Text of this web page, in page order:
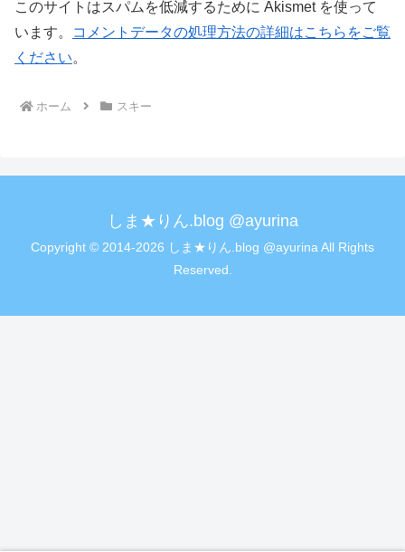
このサイトはスパムを低減するために Akismet を使って
います。
コメントデータの処理方法の詳細はこちらをご覧
ください。
ホーム スキー
しま★りん.blog @ayurina
Copyright © 2014-2026 しま★りん.blog @ayurina All Rights
Reserved.